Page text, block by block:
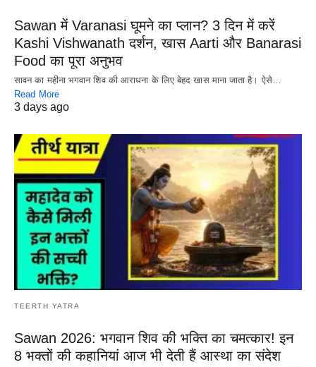
Sawan में Varanasi घूमने का प्लान? 3 दिन में करें
Kashi Vishwanath दर्शन, खास Aarti और Banarasi
Food का पूरा अनुभव
सावन का महीना भगवान शिव की आराधना के लिए बेहद खास माना जाता है। ऐसे…
Read More
3 days ago
TEERTH YATRA
Sawan 2026: भगवान शिव की भक्ति का चमत्कार! इन
8 भक्तों की कहानियां आज भी देती हैं आस्था का संदेश